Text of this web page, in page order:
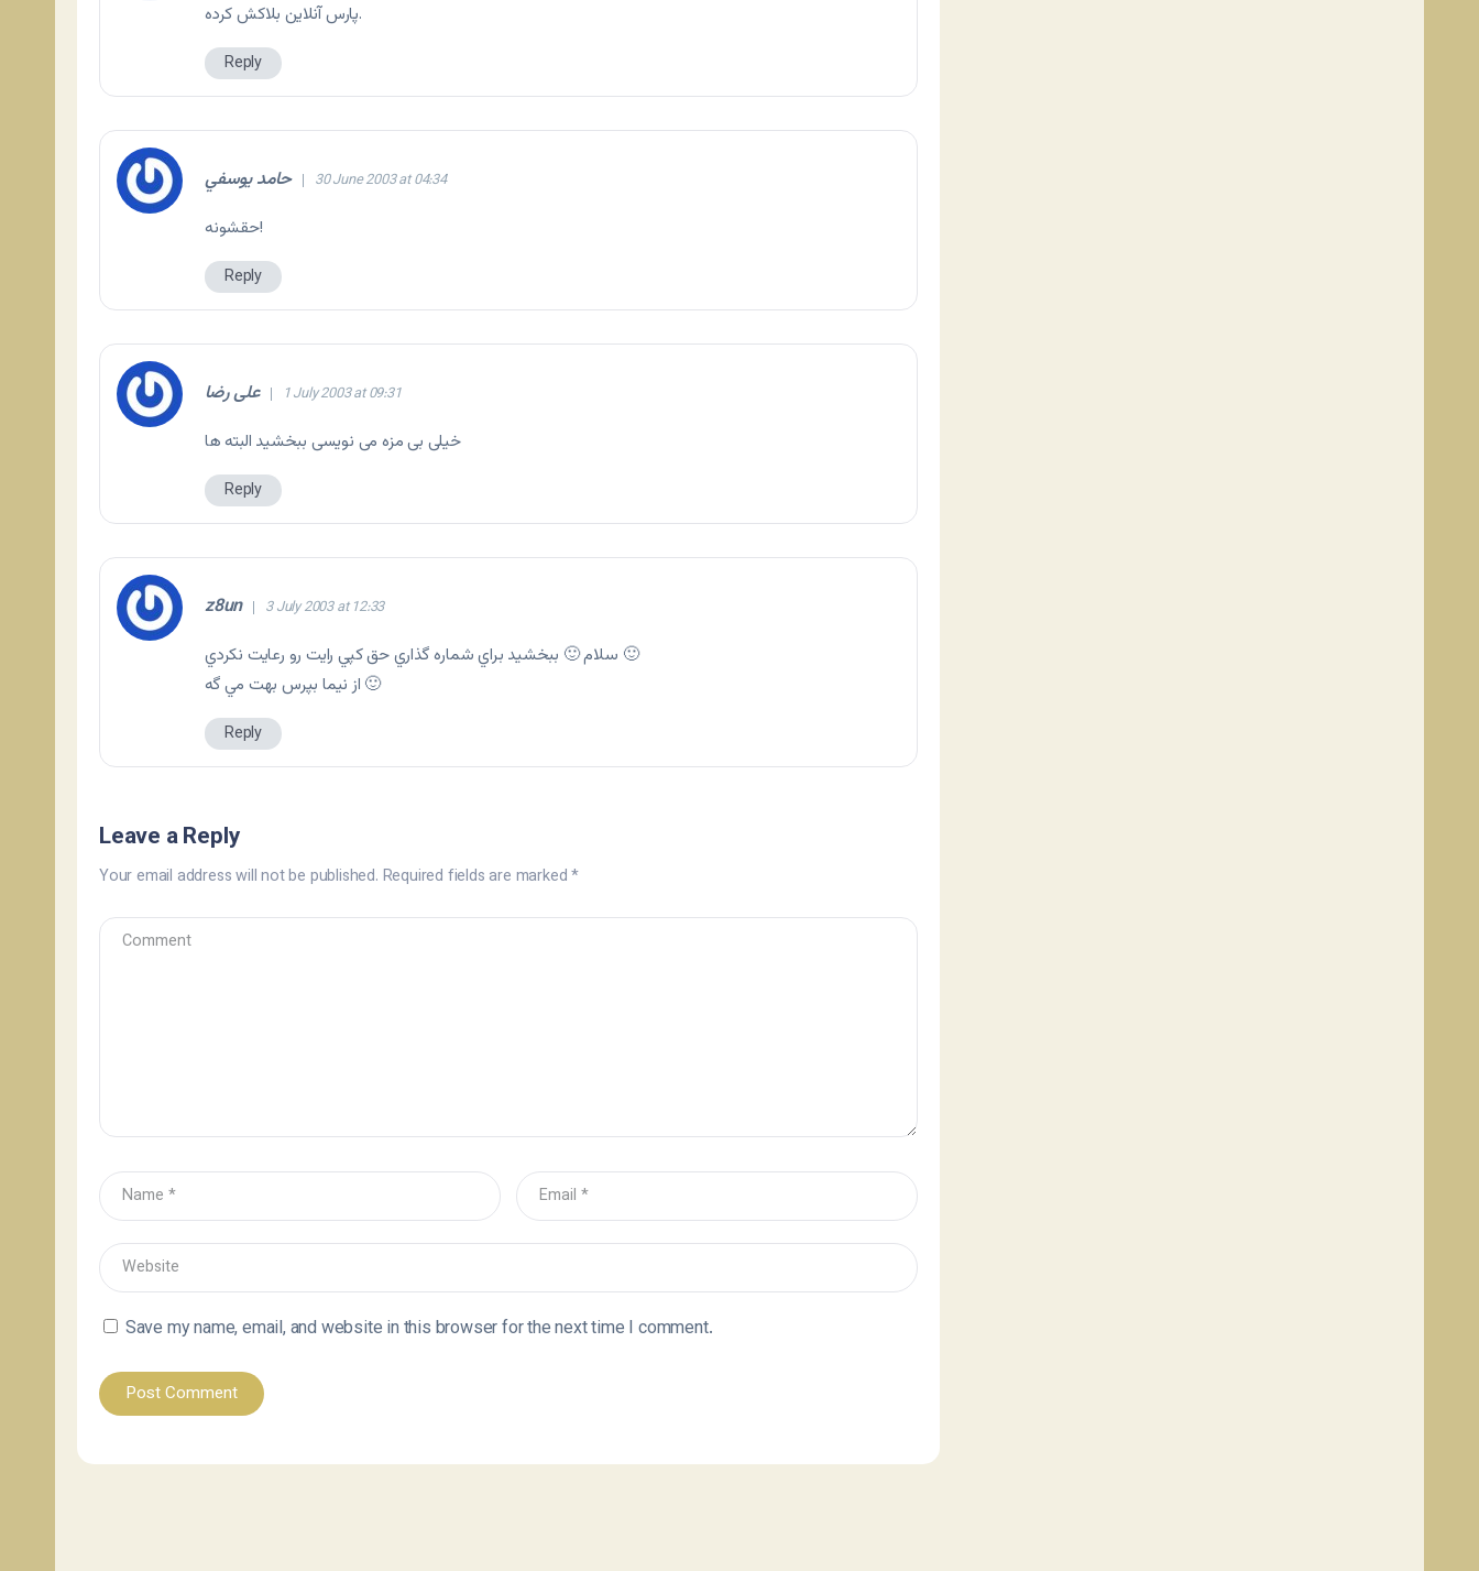
پارس آنلاين بلاکش کرده.
Reply
حامد يوسفي 30 June 2003 at 04:34
حقشونه!
Reply
علی رضا 1 July 2003 at 09:31
خیلی بی مزه می نویسی ببخشید البته ها
Reply
z8un 3 July 2003 at 12:33
سلام 🙂 ببخشيد براي شماره گذاري حق كپي رايت رو رعايت نكردي 🙂
از نيما بپرس بهت مي گه 🙂
Reply
Leave a Reply
Your email address will not be published. Required fields are marked*
Save my name, email, and website in this browser for the next time I comment.